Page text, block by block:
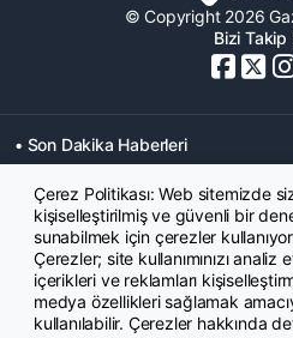
© Copyright 2026
Bizi Takip
• Son Dakika Haberleri
• Memurlar Haberleri
• Ekonomi Haberleri
• Yaşam Haberleri
• Mahkeme Kararları
Haberleri
Çerez Politikası: Web sitemizde
kişiselleştirilmiş ve güvenli bir
sunabilmek için çerezler
Çerezler; site kullanımınızı analiz
içerikleri ve reklamları
medya özellikleri sağlamak
kullanılabilir. Çerezler hakkında